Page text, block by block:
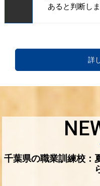
あると判断しま
詳
千葉県の職業訓練校：